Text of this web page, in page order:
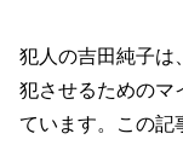
犯人の吉田純子は
犯させるためのマ
ています。この記